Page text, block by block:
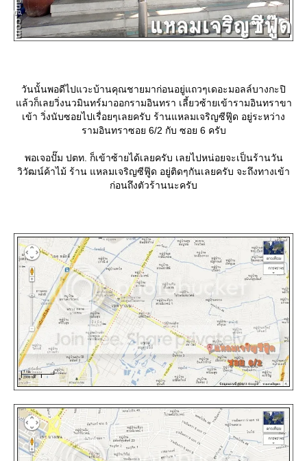
วันนั้นพอดีไปแวะบ้านคุณชายมาก่อนอยู่แถวๆเดอะมอลล์บางกะปิ
ล้วก็เลยวิ่งนวมินทร์มาออกรามอินทรา เลี้ยวซ้ายเข้ารามอินทราขา
เข้า วิ่งนับซอยไปเรื่อยๆเลยครับ ร้านแหลมเจริญซีฟู๊ด อยู่ระหว่าง
รามอินทราซอย 6/2 กับ ซอย 6 ครับ
พอเจอปั๊ม ปตท. ก็เข้าซ้ายได้เลยครับ เลยไปหน่อยจะเป็นร้านวัน
วิวัฒน์ค้าไม้ ร้าน แหลมเจริญซีฟู๊ด อยู่ติดๆกันเลยครับ จะถึงทางเข้า
ก่อนถึงตัวร้านนะครับ